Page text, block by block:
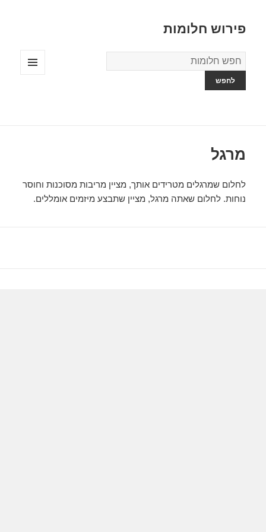
פירוש חלומות
מילון
החלומות
מרגל
לחלום שמרגלים מטרידים אותך, מציין מריבות מסוכנות וחוסר
נוחות. לחלום שאתה מרגל, מציין שתבצע מיזמים אומללים.